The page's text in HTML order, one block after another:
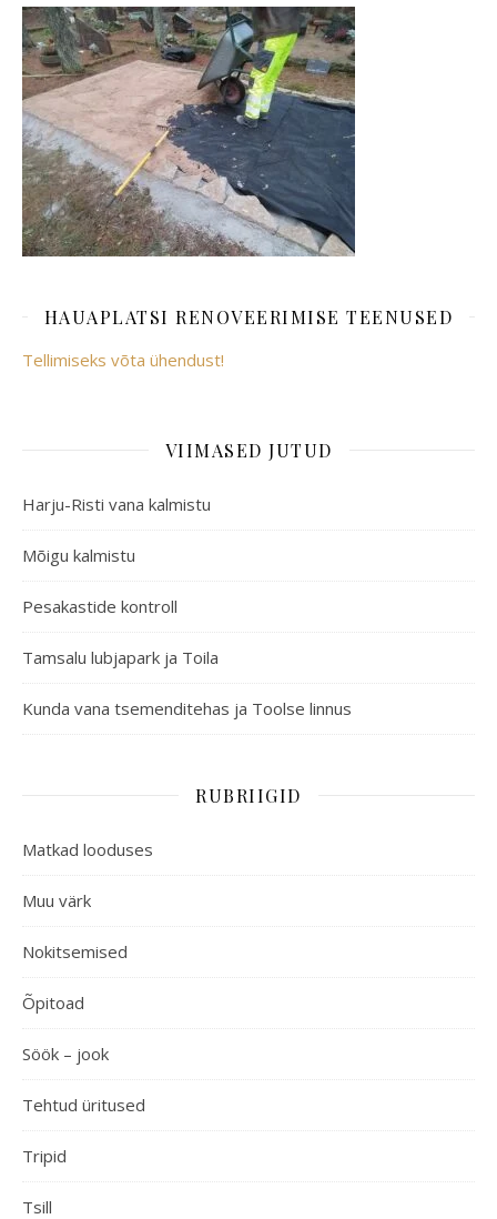
HAUAPLATSI RENOVEERIMISE TEENUSED
Tellimiseks võta ühendust!
VIIMASED JUTUD
Harju-Risti vana kalmistu
Mõigu kalmistu
Pesakastide kontroll
Tamsalu lubjapark ja Toila
Kunda vana tsemenditehas ja Toolse linnus
RUBRIIGID
Matkad looduses
Muu värk
Nokitsemised
Õpitoad
Söök – jook
Tehtud üritused
Tripid
Tsill